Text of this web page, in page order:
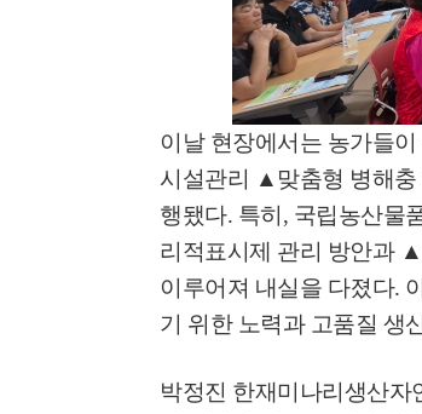
이날 현장에서는 농가들
시설관리
▲ 맞춤형 병해
행됐다. 특히 , 국립농산물
리적표시제 관리 방안과 ▲
이루어져 내실을 다졌다.
기 위한 노력과 고품질 생
박정진 한재미나리생산자